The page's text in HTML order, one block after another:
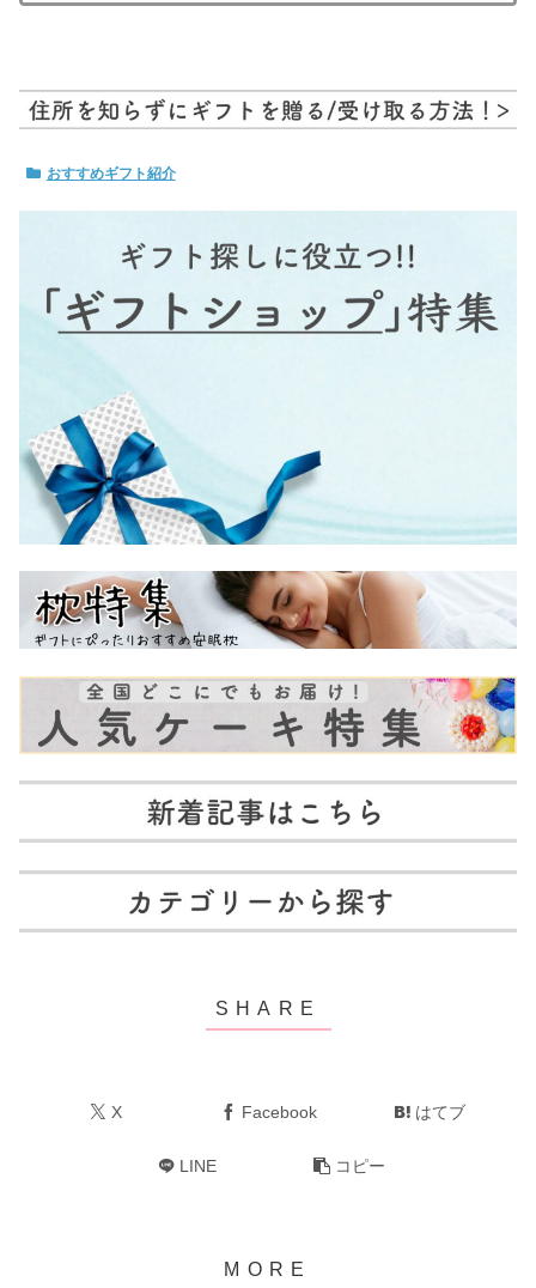
おすすめギフト紹介
X Facebook はてブ
LINE コピー